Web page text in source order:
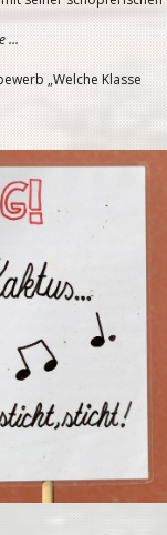
…
„Welche Klasse